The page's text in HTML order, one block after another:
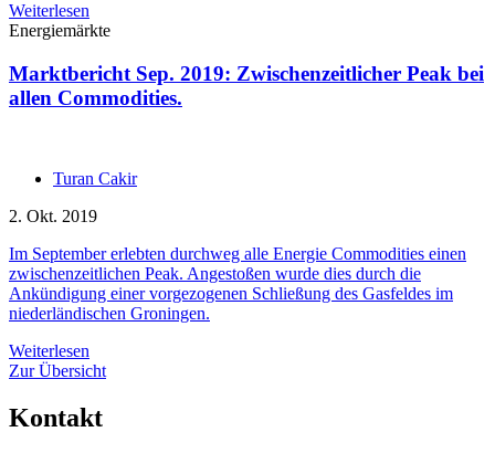
Weiterlesen
Energiemärkte
Marktbericht Sep. 2019: Zwischenzeitlicher Peak bei
allen Commodities.
Turan Cakir
2. Okt. 2019
Im September erlebten durchweg alle Energie Commodities einen
zwischenzeitlichen Peak. Angestoßen wurde dies durch die
Ankündigung einer vorgezogenen Schließung des Gasfeldes im
niederländischen Groningen.
Weiterlesen
Zur Übersicht
Kontakt